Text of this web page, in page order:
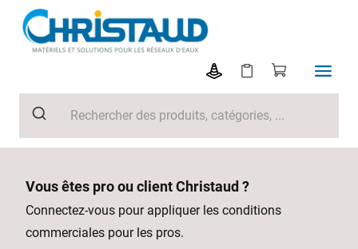
Vous êtes pro ou client Christaud ?
Connectez-vous pour appliquer les conditions
commerciales pour les pros.